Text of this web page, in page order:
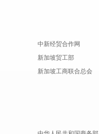
中新经贸合作网
新加坡贸工部
新加坡工商联合总会